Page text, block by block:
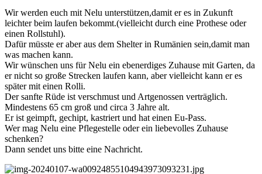
Wir werden euch mit Nelu unterstützen,damit er es in Zukunft
leichter beim laufen bekommt.(vielleicht durch eine Prothese oder
einen Rollstuhl).
Dafür müsste er aber aus dem Shelter in Rumänien sein,damit man
was machen kann.
Wir wünschen uns für Nelu ein ebenerdiges Zuhause mit Garten, da
er nicht so große Strecken laufen kann, aber vielleicht kann er es
später mit einen Rolli.
Der sanfte Rüde ist verschmust und Artgenossen verträglich.
Mindestens 65 cm groß und circa 3 Jahre alt.
Er ist geimpft, gechipt, kastriert und hat einen Eu-Pass.
Wer mag Nelu eine Pflegestelle oder ein liebevolles Zuhause
schenken?
Dann sendet uns bitte eine Nachricht.